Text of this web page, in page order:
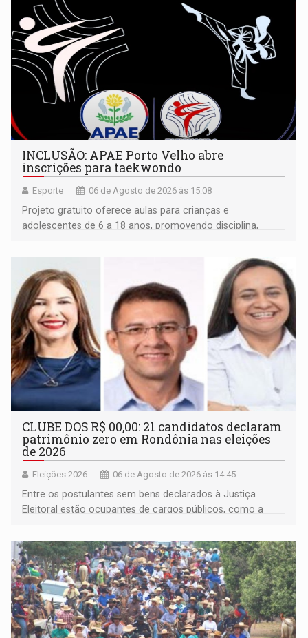
INCLUSÃO: APAE Porto Velho abre
inscrições para taekwondo
Esporte 06 de Agosto de 2026 às 15:08
Projeto gratuito oferece aulas para crianças e
adolescentes de 6 a 18 anos, promovendo disciplina,
CLUBE DOS R$ 00,00: 21 candidatos declaram
patrimônio zero em Rondônia nas eleições
de 2026
Eleições 2026 06 de Agosto de 2026 às 14:45
Entre os postulantes sem bens declarados à Justiça
Eleitoral estão ocupantes de cargos públicos, como a
Pedro Geovar (PP) e a vice-prefeita Magna dos Anjos
(NOVO)